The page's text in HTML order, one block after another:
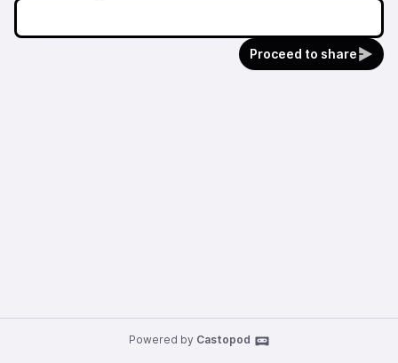
Proceed to share
Powered by Castopod